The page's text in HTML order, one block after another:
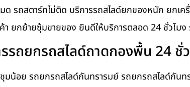
รถสตาร์ทไม่ติด บริการรถสไลด์ยกของหนัก ยกเค
ยกย้ายซุ้มขายของ ยินดีให้บริการตลอด 24 ชั่วโมง
ถยกรถสไลด์ถาดกองพื้น 24 ชั่
มน้อย รถยกรถสไลด์กันทรารมย์ รถยกรถสไลด์กัน